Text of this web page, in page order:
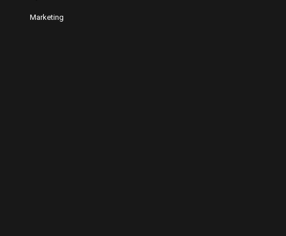
Marketing